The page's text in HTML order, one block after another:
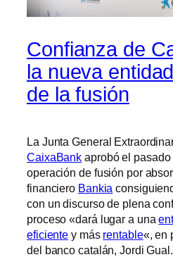
Confianza de
la nueva
de la fusión
La Junta General
CaixaBank aprobó el
operación de fusión por
financiero Bankia
con un discurso de plena
proceso «dará lugar a una
eficiente y más rentable«, en
del banco catalán, Jordi Gual.